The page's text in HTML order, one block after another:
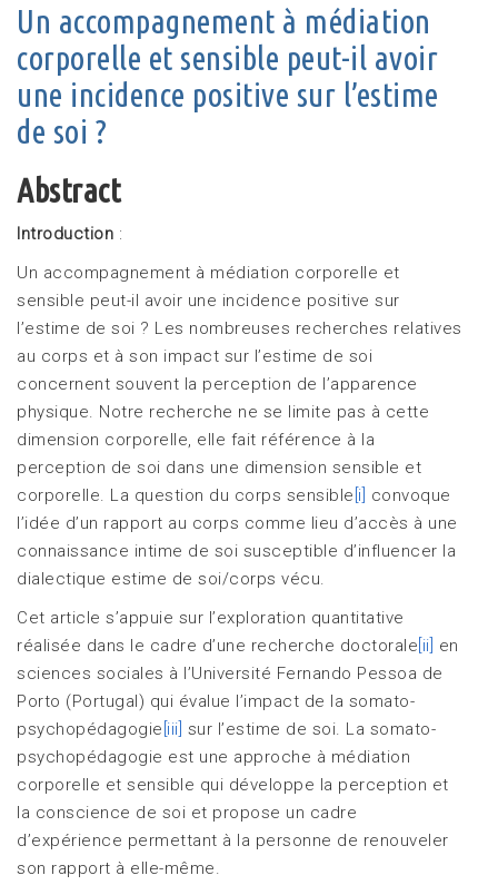
Un accompagnement à médiation
corporelle et sensible peut-il avoir
une incidence positive sur l’estime
de soi ?
Abstract
Introduction :
Un accompagnement à médiation corporelle et
sensible peut-il avoir une incidence positive sur
l’estime de soi ? Les nombreuses recherches relatives
au corps et à son impact sur l’estime de soi
concernent souvent la perception de l’apparence
physique. Notre recherche ne se limite pas à cette
dimension corporelle, elle fait référence à la
perception de soi dans une dimension sensible et
corporelle. La question du corps sensible [i] convoque
l’idée d’un rapport au corps comme lieu d’accès à une
connaissance intime de soi susceptible d’influencer la
dialectique estime de soi/corps vécu.
Cet article s’appuie sur l’exploration quantitative
réalisée dans le cadre d’une recherche doctorale [ii] en
sciences sociales à l’Université Fernando Pessoa de
Porto (Portugal) qui évalue l’impact de la somato-
psychopédagogie [iii] sur l’estime de soi. La somato-
psychopédagogie est une approche à médiation
corporelle et sensible qui développe la perception et
la conscience de soi et propose un cadre
d’expérience permettant à la personne de renouveler
son rapport à elle-même.